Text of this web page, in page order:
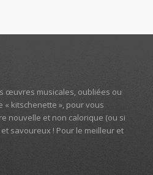
œuvres musicales, oubliées ou
« kitschenette », pour vous
nouvelle et non calorique (ou si
savoureux ! Pour le meilleur et